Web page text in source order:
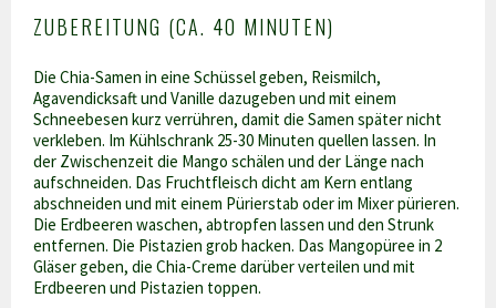
ZUBEREITUNG (CA. 40 MINUTEN)
Die Chia-Samen in eine Schüssel geben, Reismilch,
Agavendicksaft und Vanille dazugeben und mit einem
Schneebesen kurz verrühren, damit die Samen später nicht
verkleben. Im Kühlschrank 25-30 Minuten quellen lassen. In
der Zwischenzeit die Mango schälen und der Länge nach
aufschneiden. Das Fruchtfleisch dicht am Kern entlang
abschneiden und mit einem Pürierstab oder im Mixer pürieren.
Die Erdbeeren waschen, abtropfen lassen und den Strunk
entfernen. Die Pistazien grob hacken. Das Mangopüree in 2
Gläser geben, die Chia-Creme darüber verteilen und mit
Erdbeeren und Pistazien toppen.